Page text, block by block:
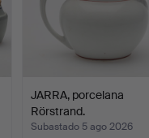
JARRA, porcelana
Rörstrand.
Subastado 5 ago 2026